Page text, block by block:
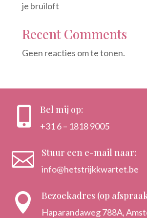
je bruiloft
Recent Comments
Geen reacties om te tonen.
 Bel mij op:
+31 6 – 1818 9005
 Stuur een e-mail naar:
info@hetstrijkkwartet.be
 Bezoekadres (op
Haparandaweg 788A,